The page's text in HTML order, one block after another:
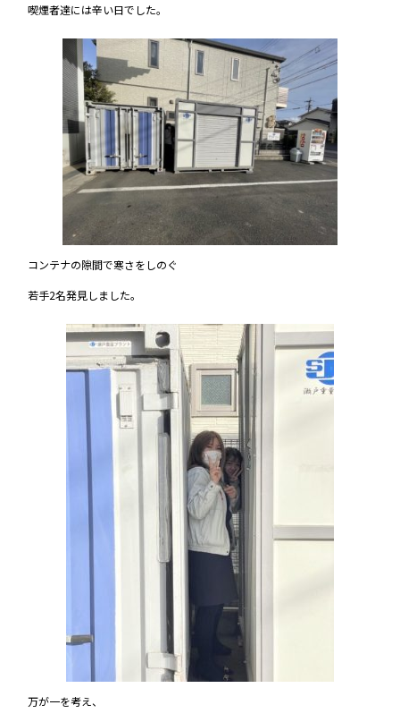
喫煙者達には辛い日でした。
コンテナの隙間で寒さをしのぐ
若手2名発見しました。
万が一を考え、